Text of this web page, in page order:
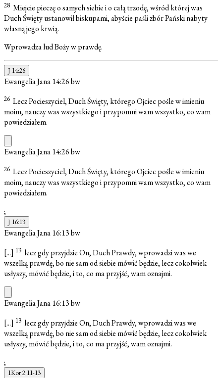
28 Miejcie pieczę o samych siebie i o całą trzodę, wśród której was
Duch Święty ustanowił biskupami, abyście paśli zbór Pański nabyty
własną jego krwią.
Wprowadza lud Boży w prawdę.
J 14:26
Ewangelia Jana 14:26bw
26 Lecz Pocieszyciel, Duch Święty, którego Ojciec pośle w imieniu
moim, nauczy was wszystkiego i przypomni wam wszystko, co wam
powiedziałem.
Ewangelia Jana 14:26bw
26 Lecz Pocieszyciel, Duch Święty, którego Ojciec pośle w imieniu
moim, nauczy was wszystkiego i przypomni wam wszystko, co wam
powiedziałem.
;
J 16:13
Ewangelia Jana 16:13bw
[...] 13 lecz gdy przyjdzie On, Duch Prawdy, wprowadzi was we
wszelką prawdę, bo nie sam od siebie mówić będzie, lecz cokolwiek
usłyszy, mówić będzie, i to, co ma przyjść, wam oznajmi.
Ewangelia Jana 16:13bw
[...] 13 lecz gdy przyjdzie On, Duch Prawdy, wprowadzi was we
wszelką prawdę, bo nie sam od siebie mówić będzie, lecz cokolwiek
usłyszy, mówić będzie, i to, co ma przyjść, wam oznajmi.
;
1Kor 2:11-13